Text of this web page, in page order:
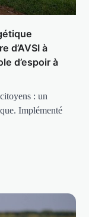
d’AVSI à
d’espoir à
: un
Implémenté